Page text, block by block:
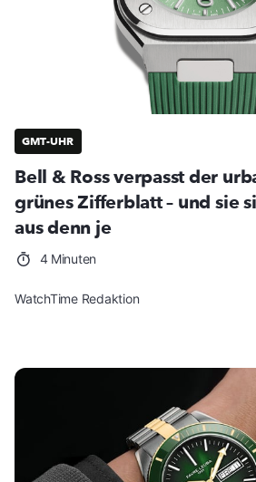
GMT-UHR
Bell & Ross verpasst der
grünes Zifferblatt – und sie
aus denn je
4 Minuten
WatchTime Redaktion